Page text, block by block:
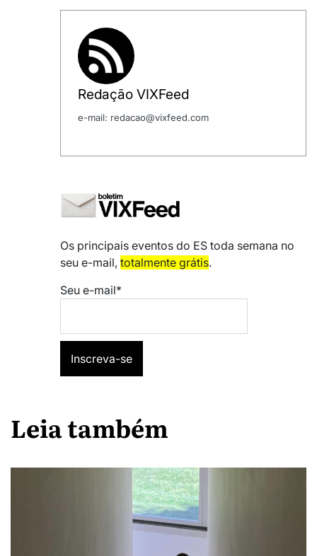
Redação VIXFeed
e-mail: redacao@vixfeed.com
Os principais eventos do ES toda semana no
seu e-mail, totalmente grátis.
Seu e-mail*
Leia também